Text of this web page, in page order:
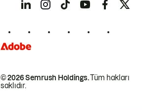
© 2026 Semrush Holdings.Tüm hakları
saklıdır.